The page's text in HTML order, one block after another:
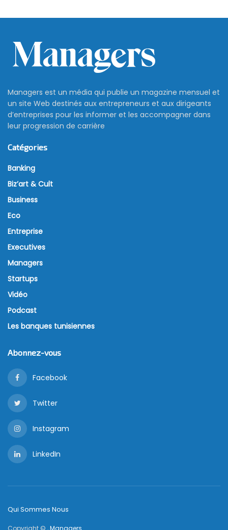
Managers est un média qui publie un magazine mensuel et
un site Web destinés aux entrepreneurs et aux dirigeants
d’entreprises pour les informer et les accompagner dans
leur progression de carrière
Catégories
Banking
Biz’art & Cult
Business
Eco
Entreprise
Executives
Managers
Startups
Vidéo
Podcast
Les banques tunisiennes
Abonnez-vous
Facebook
Twitter
Instagram
LinkedIn
Qui Sommes Nous
Copyright © ,Managers